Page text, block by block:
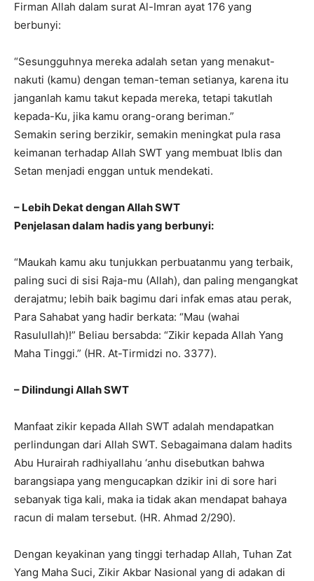
Firman Allah dalam surat Al-Imran ayat 176 yang
berbunyi:
“Sesungguhnya mereka adalah setan yang menakut-
nakuti (kamu) dengan teman-teman setianya, karena itu
janganlah kamu takut kepada mereka, tetapi takutlah
kepada-Ku, jika kamu orang-orang beriman.”
Semakin sering berzikir, semakin meningkat pula rasa
keimanan terhadap Allah SWT yang membuat Iblis dan
Setan menjadi enggan untuk mendekati.
– Lebih Dekat dengan Allah SWT
Penjelasan dalam hadis yang berbunyi:
“Maukah kamu aku tunjukkan perbuatanmu yang terbaik,
paling suci di sisi Raja-mu (Allah), dan paling mengangkat
derajatmu; lebih baik bagimu dari infak emas atau perak,
Para Sahabat yang hadir berkata: “Mau (wahai
Rasulullah)!” Beliau bersabda: “Zikir kepada Allah Yang
Maha Tinggi.” (HR. At-Tirmidzi no. 3377).
– Dilindungi Allah SWT
Manfaat zikir kepada Allah SWT adalah mendapatkan
perlindungan dari Allah SWT. Sebagaimana dalam hadits
Abu Hurairah radhiyallahu ‘anhu disebutkan bahwa
barangsiapa yang mengucapkan dzikir ini di sore hari
sebanyak tiga kali, maka ia tidak akan mendapat bahaya
racun di malam tersebut. (HR. Ahmad 2/290).
Dengan keyakinan yang tinggi terhadap Allah, Tuhan Zat
Yang Maha Suci, Zikir Akbar Nasional yang di adakan di